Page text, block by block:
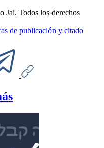
Jai. Todos los derechos
de publicación y citado